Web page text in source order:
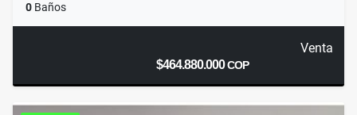
0 Baños
Venta
$464.880.000COP